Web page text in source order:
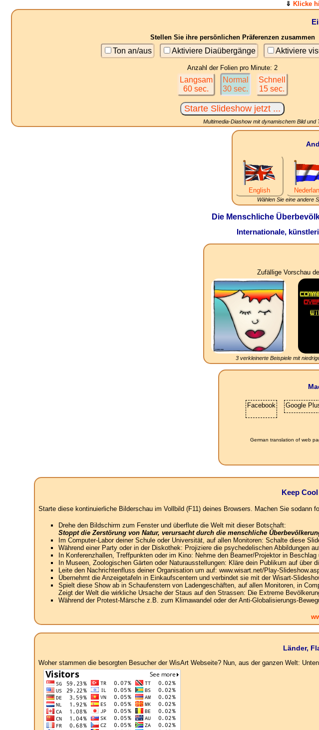
⇓ Klicke
Stellen Sie ihre persönlichen Präferenzen zusammen
Ton an/aus Aktiviere Diaübergänge Aktiviere
Anzahl der Folien pro Minute: 2
Langsam
60 sec.
Normal
30 sec.
Schnell
15 sec.
Multimedia-Diashow mit dynamischem Bild
English
Wählen Sie eine andere
Die Menschliche
Internationale,
Zufällige Vorschau
3 verkleinerte Beispiele mit
Facebook Google
German translation of web
Keep
Starte diese kontinuierliche Bilderschau im Vollbild (F11) deines Browsers. Machen Sie sodann
Drehe den Bildschirm zum Fenster und überflute die Welt mit dieser Botschaft:
Stoppt die Zerstörung von Natur, verursacht durch die menschliche
Im Computer-Labor deiner Schule oder Universität, auf allen Monitoren: Schalte diese
Während einer Party oder in der Diskothek: Projiziere die psychedelischen Abbildungen
In Konferenzhallen, Treffpunkten oder im Kino: Nehme den Beamer/Projektor in
In Museen, Zoologischen Gärten oder Naturausstellungen: Kläre dein Publikum auf
Leite den Nachrichtenfluss deiner Organisation um auf: www.wisart.net/Play-
Übernehmt die Anzeigetafeln in Einkaufscentern und verbindet sie mit der Wisart-
Spielt diese Show ab in Schaufenstern von Ladengeschäften, auf allen Monitoren, in
Zeigt der Welt die wirkliche Ursache der Staus auf den Strassen: Die Extreme
Während der Protest-Märsche z.B. zum Klimawandel oder der Anti-Globalisierungs-
Länder,
Woher stammen die besorgten Besucher der WisArt Webseite? Nun, aus der ganzen Welt: